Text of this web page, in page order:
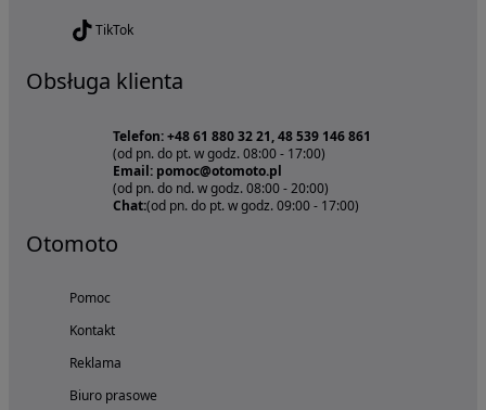
TikTok
Obsługa klienta
Telefon: +48 61 880 32 21, 48 539 146 861
(od pn. do pt. w godz. 08:00 - 17:00)
Email: pomoc@otomoto.pl
(od pn. do nd. w godz. 08:00 - 20:00)
Chat:(od pn. do pt. w godz. 09:00 - 17:00)
Otomoto
Pomoc
Kontakt
Reklama
Biuro prasowe